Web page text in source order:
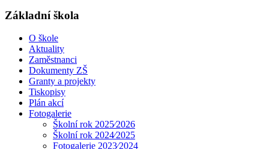
Základní škola
O škole
Aktuality
Zaměstnanci
Dokumenty ZŠ
Granty a projekty
Tiskopisy
Plán akcí
Fotogalerie
Školní rok 2025⁄2026
Školní rok 2024⁄2025
Fotogalerie 2023⁄2024